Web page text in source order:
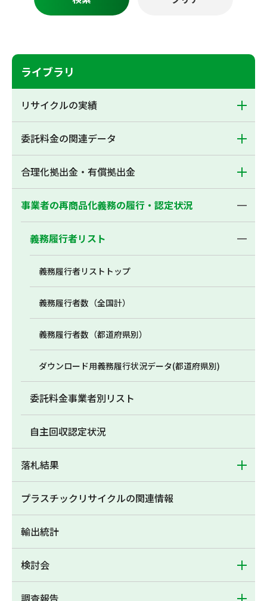
ライブラリ
リサイクルの実績
委託料金の関連データ
合理化拠出金・有償拠出金
事業者の再商品化義務の履行・認定状況
義務履行者リスト
義務履行者リストトップ
義務履行者数（全国計）
義務履行者数（都道府県別）
ダウンロード用義務履行状況データ(都道府県別)
委託料金事業者別リスト
自主回収認定状況
落札結果
プラスチックリサイクルの関連情報
輸出統計
検討会
調査報告